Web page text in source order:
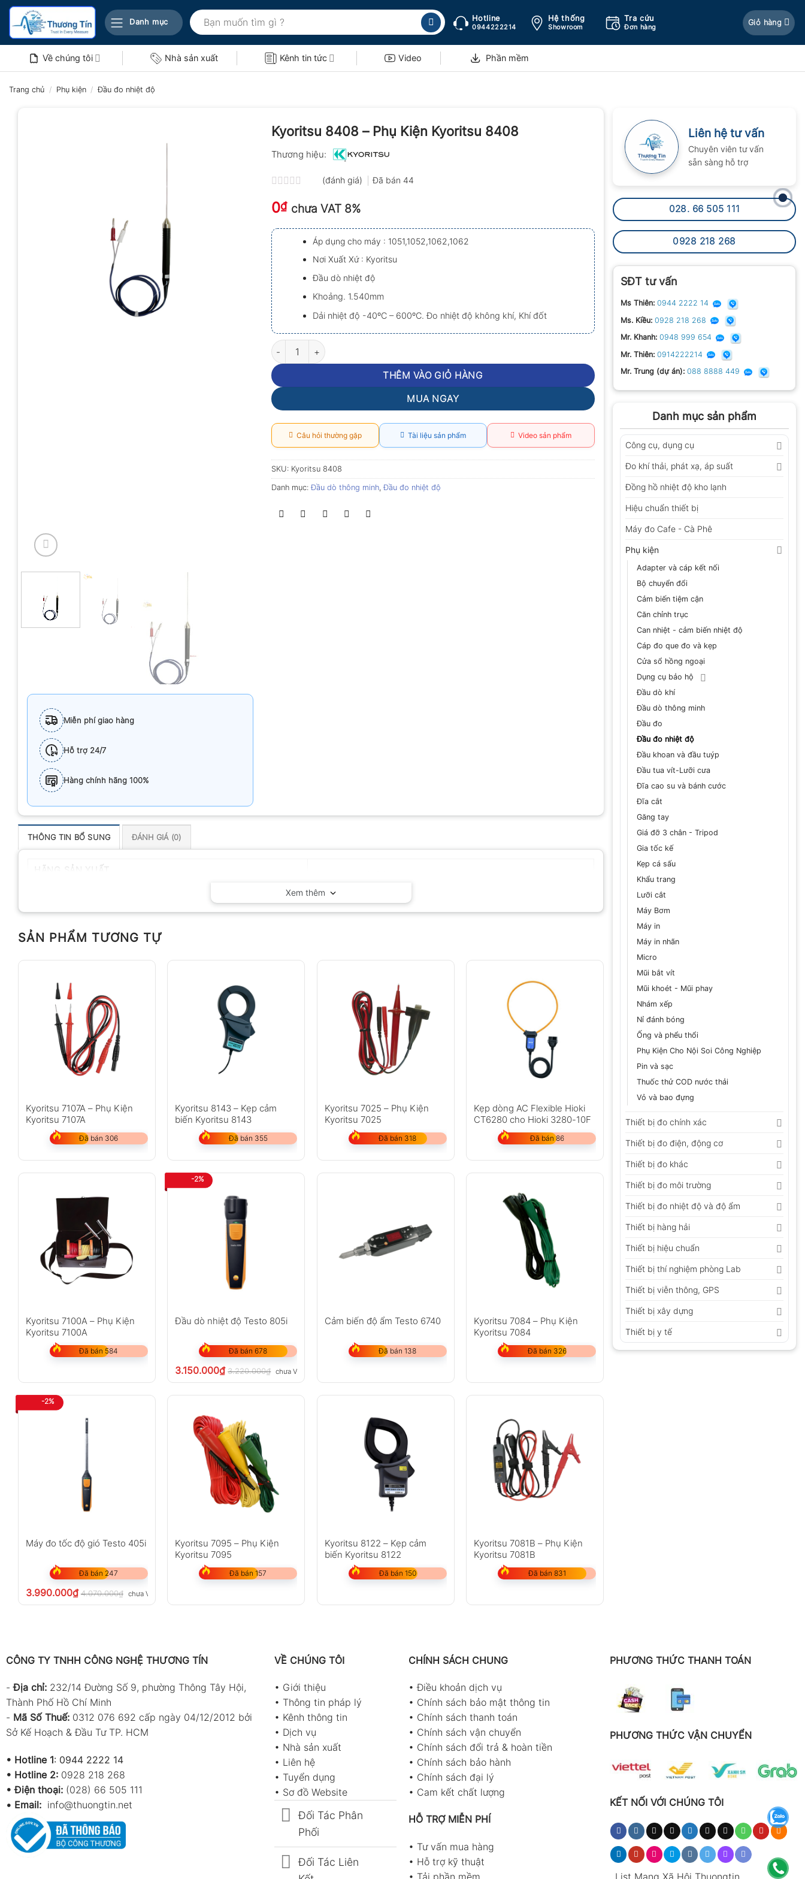
Bỏ
nội
Danh mục
Tìm
kiếm:
Hotline
0944222214
Hệ thống
Showroom
Tra cứu
Đơn hàng
Giỏ hàng
Về chúng tôi Nhà sản xuất Kênh tin tức Video Phần mềm
Trang chủ / Phụ kiện / Đầu đo nhiệt độ
Liên hệ tư vấn
Chuyên viên tư vấn
sẵn sàng hỗ trợ
028. 66 505 111
0928 218 268
SĐT tư vấn
Ms Thiên: 0944 2222 14
Ms. Kiều: 0928 218 268
Mr. Khanh: 0948 999 654
Mr. Thiên: 0914222214
Mr. Trung (dự án): 088 8888 449
Danh mục sản phẩm
Công cụ, dụng cụ
Đo khí thải, phát xạ, áp suất
Đồng hồ nhiệt độ kho lạnh
Hiệu chuẩn thiết bị
Máy đo Cafe - Cà Phê
Phụ kiện
Adapter và cáp kết nối
Bộ chuyển đổi
Cảm biến tiệm cận
Căn chỉnh trục
Can nhiệt - cảm biến nhiệt độ
Cáp đo que đo và kẹp
Cửa sổ hồng ngoại
Dụng cụ bảo hộ
Đầu dò khí
Đầu dò thông minh
Đầu đo
Đầu đo nhiệt độ
Đầu khoan và đầu tuýp
Đầu tua vít-Lưỡi cưa
Đĩa cao su và bánh cước
Đĩa cắt
Găng tay
Giá đỡ 3 chân - Tripod
Gia tốc kế
Kẹp cá sấu
Khẩu trang
Lưỡi cắt
Máy Bơm
Máy in
Máy in nhãn
Micro
Mũi bắt vít
Mũi khoét - Mũi phay
Nhám xếp
Nỉ đánh bóng
Ống và phểu thổi
Phụ Kiện Cho Nội Soi Công Nghiệp
Pin và sạc
Thuốc thử COD nước thải
Vỏ và bao đựng
Thiết bị đo chính xác
Thiết bị đo điện, động cơ
Thiết bị đo khác
Thiết bị đo môi trường
Thiết bị đo nhiệt độ và độ ẩm
Thiết bị hàng hải
Thiết bị hiệu chuẩn
Thiết bị thí nghiệm phòng Lab
Thiết bị viễn thông, GPS
Thiết bị xây dựng
Thiết bị y tế
Miễn phí giao hàng
Hỗ trợ 24/7
Hàng chính hãng 100%
Kyoritsu 8408 – Phụ Kiện Kyoritsu 8408
Thương hiệu:
xếp
hạng
5
sao
(đánh giá) Đã bán 44
0₫ chưa VAT 8%
Áp dụng cho máy : 1051,1052,1062,1062
Nơi Xuất Xứ : Kyoritsu
Đầu dò nhiệt độ
Khoảng. 1.540mm
Dải nhiệt độ -40ºC – 600ºC. Đo nhiệt độ không khí, Khí đốt
Kyoritsu 8408 – Phụ Kiện Kyoritsu 8408 số lượng
THÊM VÀO GIỎ HÀNG
MUA NGAY
Câu hỏi thường gặp Tài liệu sản phẩm Video sản phẩm
SKU: Kyoritsu 8408
Danh mục:Đầu dò thông minh,Đầu đo nhiệt độ
THÔNG TIN BỔ SUNG ĐÁNH GIÁ (0)
Xem thêm
SẢN PHẨM TƯƠNG TỰ
Kyoritsu 7107A – Phụ Kiện
Kyoritsu 7107A
Đã bán 306
Kyoritsu 8143 – Kẹp cảm
biến Kyoritsu 8143
Đã bán 355
Kyoritsu 7025 – Phụ Kiện
Kyoritsu 7025
Đã bán 318
Kẹp dòng AC Flexible Hioki
CT6280 cho Hioki 3280-10F
Đã bán 86
Kyoritsu 7100A – Phụ Kiện
Kyoritsu 7100A
Đã bán 584
-2%
Đầu dò nhiệt độ Testo 805i
Đã bán 678
3.150.000₫ 3.220.000₫ chưa VAT 8%
Cảm biến độ ẩm Testo 6740
Đã bán 138
Kyoritsu 7084 – Phụ Kiện
Kyoritsu 7084
Đã bán 326
-2%
Máy đo tốc độ gió Testo 405i
Đã bán 247
3.990.000₫ 4.070.000₫ chưa VAT 8%
Kyoritsu 7095 – Phụ Kiện
Kyoritsu 7095
Đã bán 157
Kyoritsu 8122 – Kẹp cảm
biến Kyoritsu 8122
Đã bán 150
Kyoritsu 7081B – Phụ Kiện
Kyoritsu 7081B
Đã bán 831
CÔNG TY TNHH CÔNG NGHỆ THƯƠNG TÍN
-Địa chỉ: 232/14 Đường Số 9, phường Thông Tây Hội,
Thành Phố Hồ Chí Minh
- Mã Số Thuế: 0312 076 692 cấp ngày 04/12/2012 bởi
Sở Kế Hoạch & Đầu Tư TP. HCM
• Hotline 1: 0944 2222 14
• Hotline 2: 0928 218 268
• Điện thoại: (028) 66 505 111
• Email: info@thuongtin.net
VỀ CHÚNG TÔI
• Giới thiệu
• Thông tin pháp lý
• Kênh thông tin
• Dịch vụ
• Nhà sản xuất
• Liên hệ
• Tuyển dụng
• Sơ đồ Website
Đối Tác Phân
Phối
Đối Tác Liên
CHÍNH SÁCH CHUNG
•Điều khoản dịch vụ
• Chính sách bảo mật thông tin
• Chính sách thanh toán
• Chính sách vận chuyển
• Chính sách đổi trả & hoàn tiền
• Chính sách bảo hành
• Chính sách đại lý
• Cam kết chất lượng
HỖ TRỢ MIỄN PHÍ
• Tư vấn mua hàng
• Hỗ trợ kỹ thuật
PHƯƠNG THỨC THANH TOÁN
PHƯƠNG THỨC VẬN CHUYỂN
KẾT NỐI VỚI CHÚNG TÔI
List Mạng Xã Hội Thuongtin